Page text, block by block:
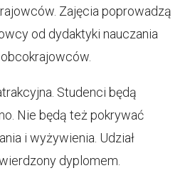
Zajęcia poprowadzą
od dydaktyki nauczania
Studenci będą
Nie będą też pokrywać
i wyżywienia. Udział
dyplomem.